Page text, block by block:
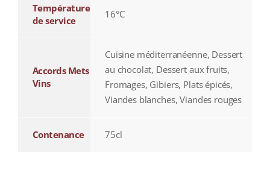
Température
de service
16°C
Accords Mets
Vins
Cuisine méditerranéenne, Dessert
au chocolat, Dessert aux fruits,
Fromages, Gibiers, Plats épicés,
Viandes blanches, Viandes rouges
Contenance 75cl